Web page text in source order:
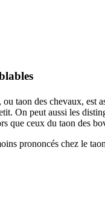
ou taon des chevaux, est
On peut aussi les
que ceux du taon des
prononcés chez le